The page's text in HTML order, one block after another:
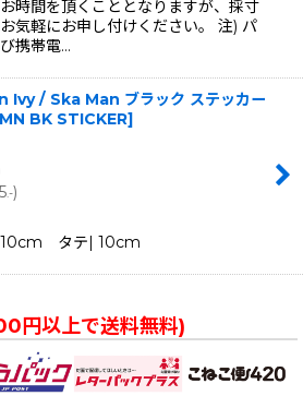
時間を頂くこととなりますが、採寸
気軽にお申し付けください。 注) パ
携帯電…
/ Ska Man ブラック ステッカー
BK STICKER]
.-)
10cm タテ| 10cm
円以上で送料無料)